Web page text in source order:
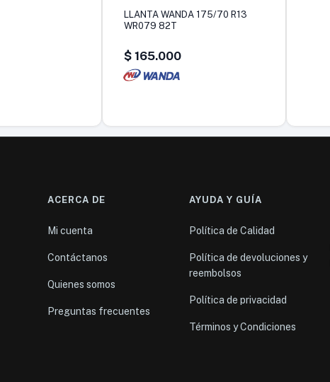
LLANTA WANDA 175/70 R13
WR079 82T
$ 165.000
ACERCA DE
Mi cuenta
Contáctanos
Quienes somos
Preguntas frecuentes
AYUDA Y GUÍA
Política de Calidad
Política de devoluciones y
reembolsos
Política de privacidad
Términos y Condiciones